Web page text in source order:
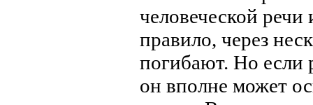
человеческой
правило, через
погибают. Но если
он вполне может